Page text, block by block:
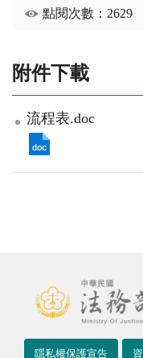
點閱次數：2629
附件下載
流程表.doc
隱私權保護宣告